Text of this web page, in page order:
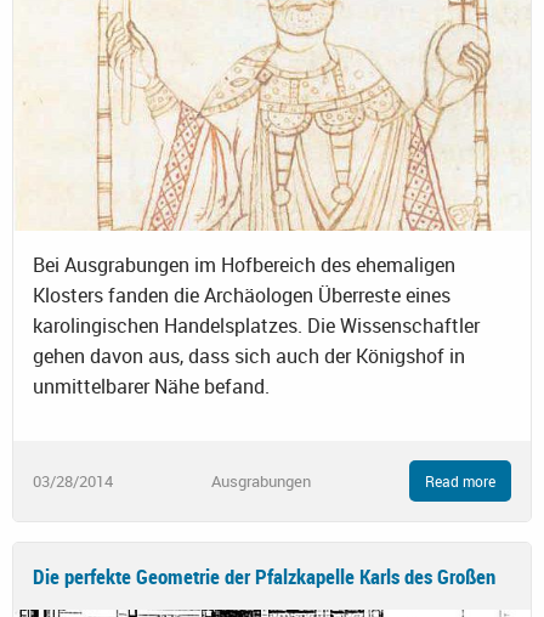
Bei Ausgrabungen im Hofbereich des ehemaligen
Klosters fanden die Archäologen Überreste eines
karolingischen Handelsplatzes. Die Wissenschaftler
gehen davon aus, dass sich auch der Königshof in
unmittelbarer Nähe befand.
03/28/2014 Ausgrabungen Read more
Die perfekte Geometrie der Pfalzkapelle Karls des Großen